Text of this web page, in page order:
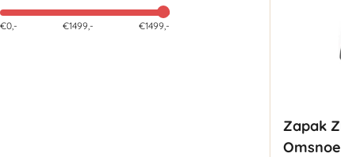
€0,- €1499 ,- €1499,-
Zapak